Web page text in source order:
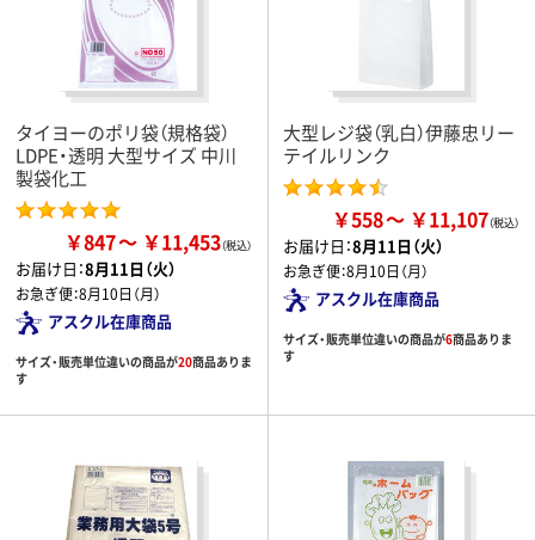
タイヨーのポリ袋（規格袋）
LDPE・透明 大型サイズ 中川
製袋化工
￥847 ￥11,453
お届け日：8月11日（火）
お急ぎ便：8月10日（月）
アスクル在庫商品
サイズ・販売単位違いの商品が20商品ありま
す
大型レジ袋（乳白）伊藤忠リー
テイルリンク
￥558 ￥11,107
お届け日：8月11日（火）
お急ぎ便：8月10日（月）
アスクル在庫商品
サイズ・販売単位違いの商品が6商品ありま
す